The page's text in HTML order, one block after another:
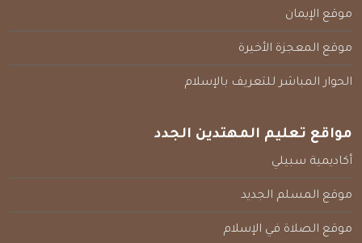
موقع الإيمان
موقع المعجزة الأخيرة
الحوار المباشر للتعريف بالإسلام
مواقع تعليم المهتدين الجدد
أكاديمية سبيلي
موقع المسلم الجديد
موقع الصلاة في الإسلام